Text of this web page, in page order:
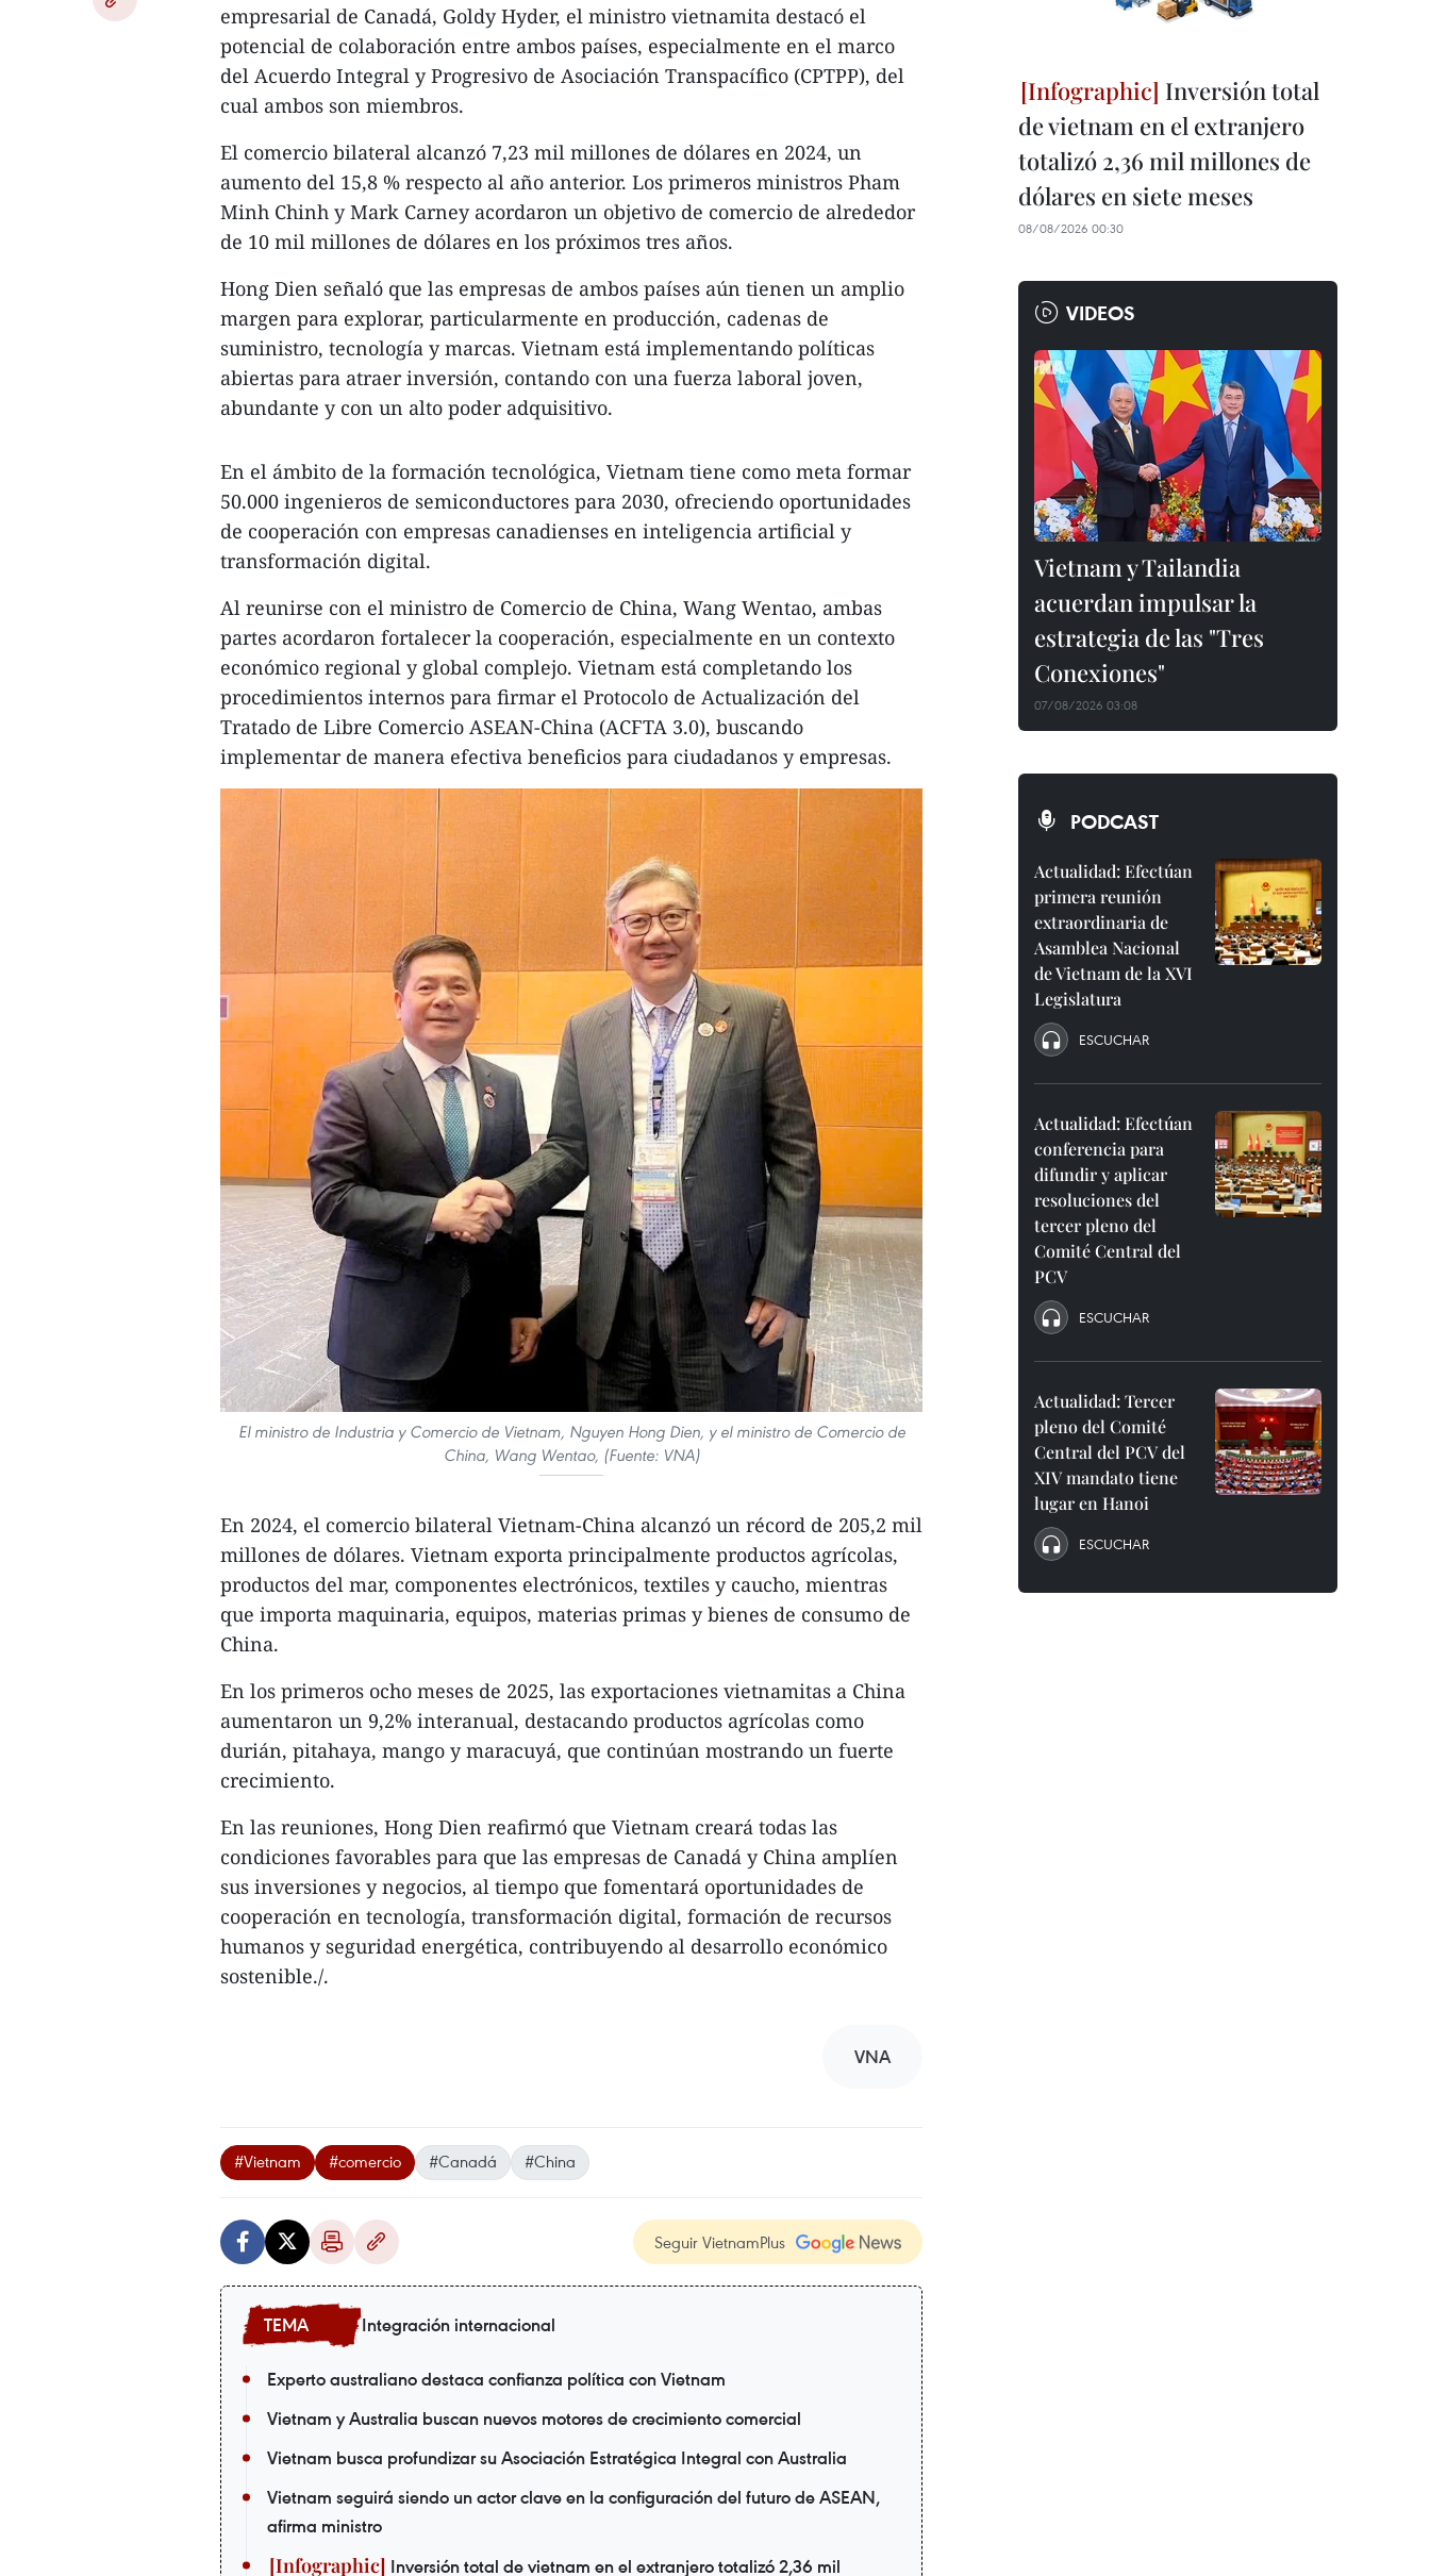
empresarial de Canadá, Goldy Hyder, el ministro vietnamita destacó el
potencial de colaboración entre ambos países, especialmente en el marco
del Acuerdo Integral y Progresivo de Asociación Transpacífico (CPTPP), del
cual ambos son miembros.
El comercio bilateral alcanzó 7,23 mil millones de dólares en 2024, un
aumento del 15,8 % respecto al año anterior. Los primeros ministros Pham
Minh Chinh y Mark Carney acordaron un objetivo de comercio de alrededor
de 10 mil millones de dólares en los próximos tres años.
Hong Dien señaló que las empresas de ambos países aún tienen un amplio
margen para explorar, particularmente en producción, cadenas de
suministro, tecnología y marcas. Vietnam está implementando políticas
abiertas para atraer inversión, contando con una fuerza laboral joven,
abundante y con un alto poder adquisitivo.
En el ámbito de la formación tecnológica, Vietnam tiene como meta formar
50.000 ingenieros de semiconductores para 2030, ofreciendo oportunidades
de cooperación con empresas canadienses en inteligencia artificial y
transformación digital.
Al reunirse con el ministro de Comercio de China, Wang Wentao, ambas
partes acordaron fortalecer la cooperación, especialmente en un contexto
económico regional y global complejo. Vietnam está completando los
procedimientos internos para firmar el Protocolo de Actualización del
Tratado de Libre Comercio ASEAN-China (ACFTA 3.0), buscando
implementar de manera efectiva beneficios para ciudadanos y empresas.
El ministro de Industria y Comercio de Vietnam, Nguyen Hong Dien, y el ministro de Comercio de
China, Wang Wentao, (Fuente: VNA)
En 2024, el comercio bilateral Vietnam-China alcanzó un récord de 205,2 mil
millones de dólares. Vietnam exporta principalmente productos agrícolas,
productos del mar, componentes electrónicos, textiles y caucho, mientras
que importa maquinaria, equipos, materias primas y bienes de consumo de
China.
En los primeros ocho meses de 2025, las exportaciones vietnamitas a China
aumentaron un 9,2% interanual, destacando productos agrícolas como
durián, pitahaya, mango y maracuyá, que continúan mostrando un fuerte
crecimiento.
En las reuniones, Hong Dien reafirmó que Vietnam creará todas las
condiciones favorables para que las empresas de Canadá y China amplíen
sus inversiones y negocios, al tiempo que fomentará oportunidades de
cooperación en tecnología, transformación digital, formación de recursos
humanos y seguridad energética, contribuyendo al desarrollo económico
sostenible./.
VNA
#Vietnam #comercio #Canadá #China
Seguir VietnamPlus
Integración internacional
Experto australiano destaca confianza política con Vietnam
Vietnam y Australia buscan nuevos motores de crecimiento comercial
Vietnam busca profundizar su Asociación Estratégica Integral con Australia
Vietnam seguirá siendo un actor clave en la configuración del futuro de ASEAN,
afirma ministro
Inversión total de vietnam en el extranjero totalizó 2,36 mil
Inversión total
de vietnam en el extranjero
totalizó 2,36 mil millones de
dólares en siete meses
08/08/2026 00:30
VIDEOS
Vietnam y Tailandia
acuerdan impulsar la
estrategia de las "Tres
Conexiones"
07/08/2026 03:08
PODCAST
Actualidad: Efectúan
primera reunión
extraordinaria de
Asamblea Nacional
de Vietnam de la XVI
Legislatura
ESCUCHAR
Actualidad: Efectúan
conferencia para
difundir y aplicar
resoluciones del
tercer pleno del
Comité Central del
PCV
ESCUCHAR
Actualidad: Tercer
pleno del Comité
Central del PCV del
XIV mandato tiene
lugar en Hanoi
ESCUCHAR